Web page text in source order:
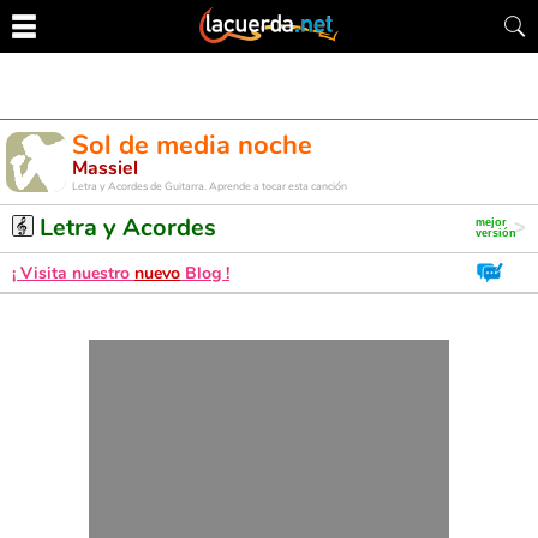
Sol de media noche
Massiel
Letra y Acordes de Guitarra. Aprende a tocar esta canción
Letra y Acordes
¡ Visita nuestro nuevo Blog !